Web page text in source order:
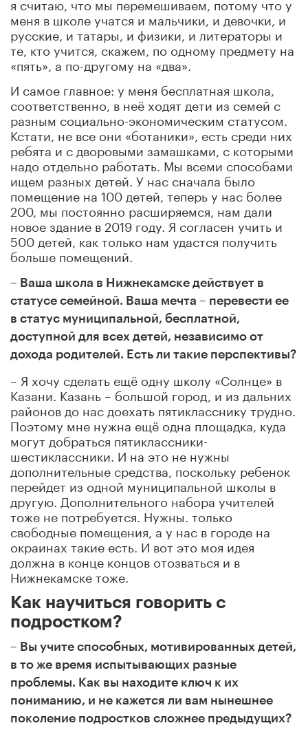
меня в школе учатся и мальчики, и девочки, и
русские, и татары, и физики, и литераторы и
те, кто учится, скажем, по одному предмету на
«пять», а по-другому на «два».
И самое главное: у меня бесплатная школа,
соответственно в неё ходят дети из семей с
разным социально-экономическим статусом.
Кстати, не все они «ботаники», есть среди них
ребята и с дворовыми замашками, с которыми
надо отдельно работать. Мы всеми способами
ищем разных детей. У нас сначала было
помещение на 100 детей, теперь у нас более
200, мы постоянно расширяемся, нам дали
новое здание в 2019 году. Я согласен учить и
500 детей, как только нам удастся получить
больше помещений.
– Ваша школа в Нижнекамске действует в
статусе семейной. Ваша мечта – перевести ее
в статус муниципальной, бесплатной,
доступной для всех детей, независимо от
дохода родителей. Есть ли такие перспективы?
– Я хочу сделать ещё одну школу «Солнце» в
Казани. Казань – большой город, и из дальних
районов до нас доехать пятикласснику трудно.
Поэтому мне нужна ещё одна площадка, куда
могут добраться пятиклассники-
шестиклассники. И на это не нужны
дополнительные средства, поскольку ребенок
перейдет из одной муниципальной школы в
другую. Дополнительного набора учителей
тоже не потребуется. Нужны. только
свободные помещения, а у нас в городе на
окраинах такие есть. И вот это моя идея
должна в конце концов отозваться и в
Нижнекамске тоже.
Как научиться говорить с
подростком?
– Вы учите способных, мотивированных детей,
в то же время испытывающих разные
проблемы. Как вы находите ключ к их
пониманию, и не кажется ли вам нынешнее
поколение подростков сложнее предыдущих?